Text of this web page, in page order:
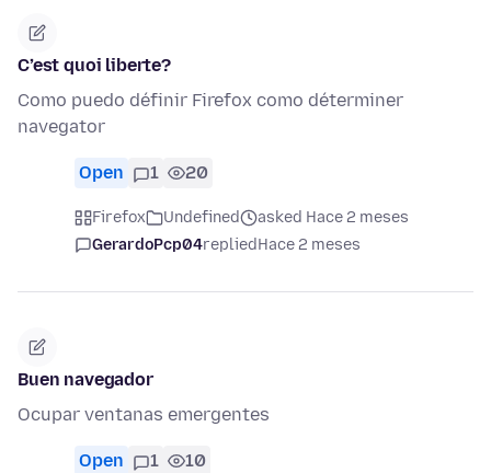
C’est quoi liberte?
Como puedo définir Firefox como déterminer
navegator
Open 1 20
Firefox Undefined
asked Hace 2 meses
GerardoPcp04repliedHace 2 meses
Buen navegador
Ocupar ventanas emergentes
Open 1 10